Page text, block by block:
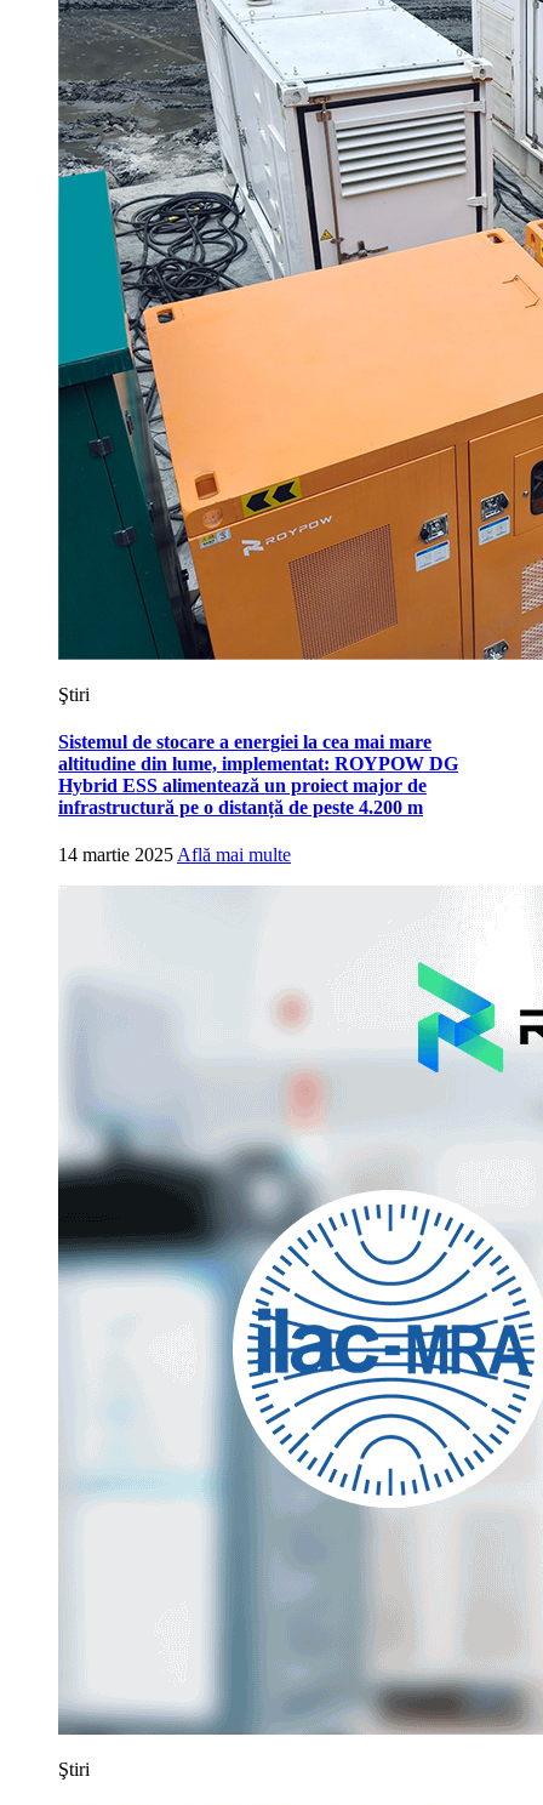
Ştiri
Sistemul de stocare a energiei la cea mai mare
altitudine din lume, implementat: ROYPOW DG
Hybrid ESS alimentează un proiect major de
infrastructură pe o distanță de peste 4.200 m
14 martie 2025 Află mai multe
Ştiri